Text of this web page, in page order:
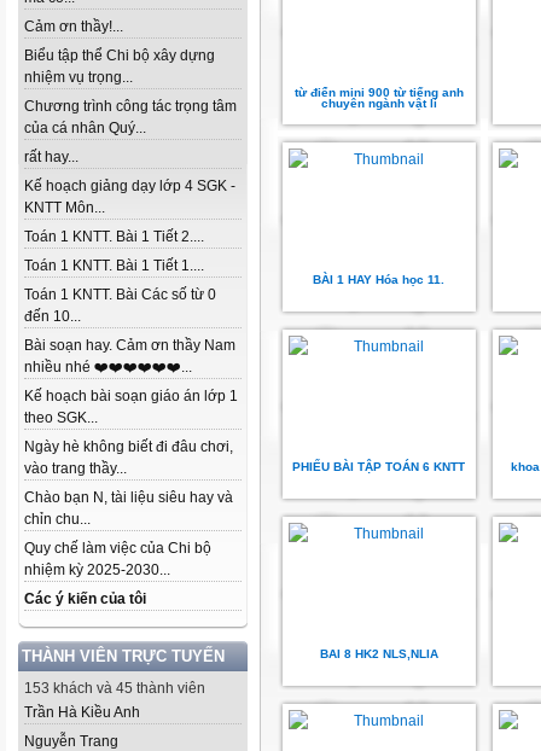
Cảm ơn thầy!...
Biểu tập thể Chi bộ xây dựng
nhiệm vụ trọng...
Chương trình công tác trọng tâm
của cá nhân Quý...
rất hay...
Kế hoạch giảng dạy lớp 4 SGK -
KNTT Môn...
Toán 1 KNTT. Bài 1 Tiết 2....
Toán 1 KNTT. Bài 1 Tiết 1....
Toán 1 KNTT. Bài Các số từ 0
đến 10...
Bài soạn hay. Cảm ơn thầy Nam
nhiều nhé ❤️❤️❤️❤️❤️❤️...
Kế hoạch bài soạn giáo án lớp 1
theo SGK...
Ngày hè không biết đi đâu chơi,
vào trang thầy...
Chào bạn N, tài liệu siêu hay và
chỉn chu...
Quy chế làm việc của Chi bộ
nhiệm kỳ 2025-2030...
Các ý kiến của tôi
THÀNH VIÊN TRỰC TUYẾN
153 khách và 45 thành viên
Trần Hà Kiều Anh
Nguyễn Trang
từ điển mini 900 từ tiếng anh
chuyên ngành vật lí
BÀI 1 HAY Hóa học 11.
PHIẾU BÀI TẬP TOÁN 6 KNTT
BAI 8 HK2 NLS,NLIA